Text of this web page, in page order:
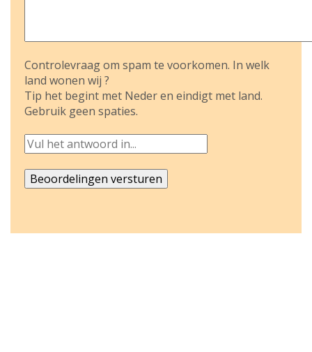
Controlevraag om spam te voorkomen. In welk
land wonen wij ?
Tip het begint met Neder en eindigt met land.
Gebruik geen spaties.